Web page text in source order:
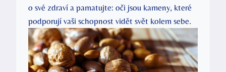
o své zdraví a pamatujte: oči jsou kameny, které
podporují vaši schopnost vidět svět kolem sebe.